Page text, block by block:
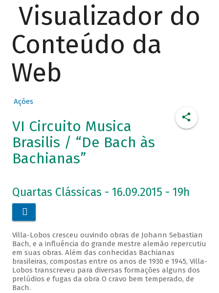
Visualizador do
Conteúdo da
Web
Ações
VI Circuito Musica
Brasilis / “De Bach às
Bachianas”
Quartas Clássicas - 16.09.2015 - 19h

Villa-Lobos cresceu ouvindo obras de Johann Sebastian
Bach, e a influência do grande mestre alemão repercutiu
em suas obras. Além das conhecidas Bachianas
brasileiras, compostas entre os anos de 1930 e 1945, Villa-
Lobos transcreveu para diversas formações alguns dos
prelúdios e fugas da obra O cravo bem temperado, de
Bach.